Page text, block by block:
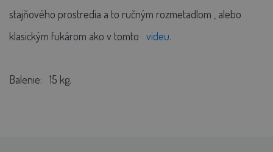
stajňového prostredia a to ručným rozmetadlom , alebo
klasickým fukárom ako v tomto videu.
Balenie: 15 kg.